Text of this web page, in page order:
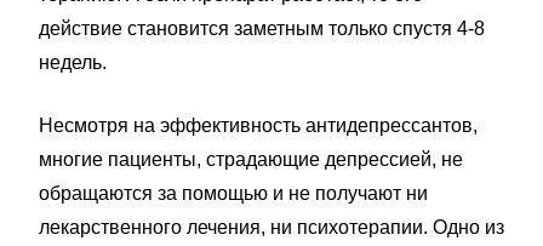
действие становится заметным только спустя 4-8
недель.
Несмотря на эффективность антидепрессантов,
многие пациенты, страдающие депрессией, не
обращаются за помощью и не получают ни
лекарственного лечения, ни психотерапии. Одно из